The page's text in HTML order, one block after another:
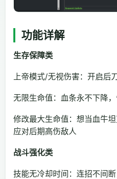
功能详解
生存保障类
上帝模式/无视伤害：开启后
无限生命值：血条永不下降
修改最大生命值：想当血牛
应对后期高伤敌人
战斗强化类
技能无冷却时间：连招不间